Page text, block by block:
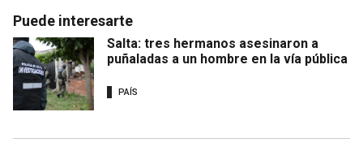
Puede interesarte
Salta: tres hermanos asesinaron a
puñaladas a un hombre en la vía pública
PAÍS